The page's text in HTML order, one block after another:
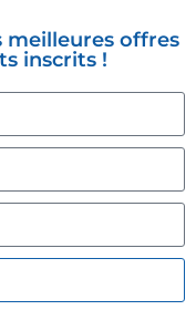
meilleures offres
inscrits !